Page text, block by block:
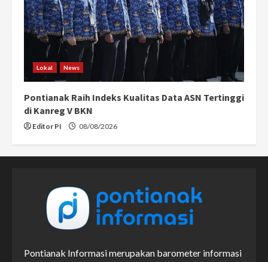
Lokal News
Pontianak Raih Indeks Kualitas Data ASN Tertinggi
di Kanreg V BKN
Editor PI 08/08/2026
Pontianak Informasi merupakan barometer informasi